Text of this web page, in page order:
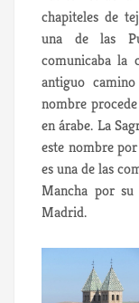
chapiteles de
una de las
comunicaba la
antiguo
nombre
en árabe. La
este nombre
es una de las
Mancha por
Madrid.